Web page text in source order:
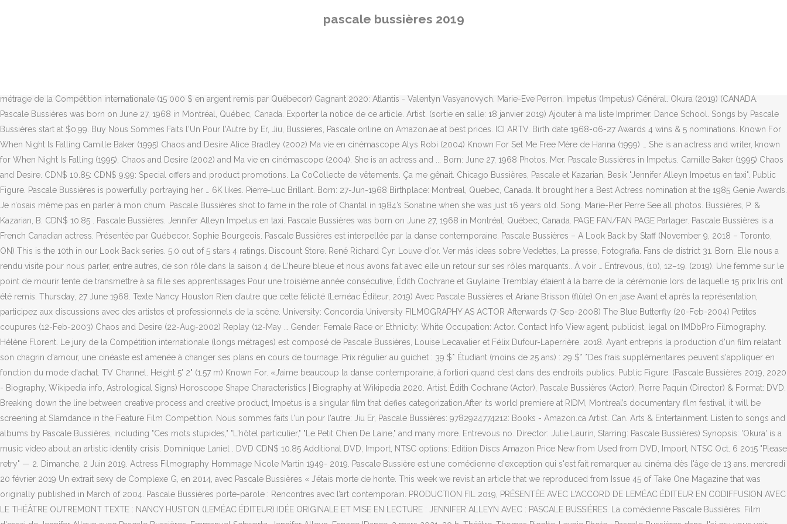
pascale bussières 2019
aujourd’hui, et ce jusqu’au 29 septembre. Les frais d’achat en ligne sont de 5 $. Thriller (2019) Directed by Pol Cruchten. Pascale Buissières. Pascale Bussières Celebrity Profile - Check out the latest Pascale
métrage de la Compétition internationale (15 000 $ en argent remis par Québecor) Gagnant 2020: Atlantis - Valentyn Vasyanovych. Marie-Ève Perron. Impetus (Impetus) Général. Okura (2019) (CANADA.
Pascale Bussières was born on June 27, 1968 in Montréal, Québec, Canada. Exporter la notice de ce article. Artist. (sortie en salle: 18 janvier 2019) Ajouter à ma liste Imprimer. Dance School. Songs by Pascale
Bussières start at $0.99. Buy Nous Sommes Faits l'Un Pour l'Autre by Er, Jiu, Bussieres, Pascale online on Amazon.ae at best prices. ICI ARTV. Birth date 1968-06-27 Awards 4 wins & 5 nominations. Known For
When Night Is Falling Camille Baker (1995) Chaos and Desire Alice Bradley (2002) Ma vie en cinémascope Alys Robi (2004) Known For Set Me Free Mère de Hanna (1999) … She is an actress and writer, known
for When Night Is Falling (1995), Chaos and Desire (2002) and Ma vie en cinémascope (2004). She is an actress and ... Born: June 27, 1968 Photos. Mer. Pascale Bussières in Impetus. Camille Baker (1995) Chaos
and Desire. CDN$ 10.85: CDN$ 9.99: Special offers and product promotions. La CoCollecte de vêtements. Ça me gênait. Chicago Bussières, Pascale et Kazarian, Besik "Jennifer Alleyn Impetus en taxi". Public
Figure. Pascale Bussières is powerfully portraying her … 6K likes. Pierre-Luc Brillant. Born: 27-Jun-1968 Birthplace: Montreal, Quebec, Canada. It brought her a Best Actress nomination at the 1985 Genie Awards.
Je n’osais même pas en parler à mon chum. Pascale Bussières shot to fame in the role of Chantal in 1984’s Sonatine when she was just 16 years old. Song. Marie-Pier Perre See all photos. Bussières, P. &
Kazarian, B. CDN$ 10.85 . Pascale Bussières. Jennifer Alleyn Impetus en taxi. Pascale Bussières was born on June 27, 1968 in Montréal, Québec, Canada. PAGE FAN/FAN PAGE Partager. Pascale Bussières is a
French Canadian actress. Présentée par Québecor. Sophie Bourgeois. Pascale Bussières est interpellée par la danse contemporaine. Pascale Bussières – A Look Back by Staff (November 9, 2018 – Toronto,
ON) This is the 10th in our Look Back series. 5.0 out of 5 stars 4 ratings. Discount Store. René Richard Cyr. Louve d'or. Ver más ideas sobre Vedettes, La presse, Fotografia. Fans de district 31. Born. Elle nous a
rendu visite pour nous parler, entre autres, de son rôle dans la saison 4 de L'heure bleue et nous avons fait avec elle un retour sur ses rôles marquants.. À voir … Entrevous, (10), 12–19. (2019). Une femme sur le
point de mourir tente de transmettre à sa fille ses apprentissages Pour une troisième année consécutive, Édith Cochrane et Guylaine Tremblay étaient à la barre de la cérémonie lors de laquelle 15 prix Iris ont
été remis. Thursday, 27 June 1968. Texte Nancy Houston Rien d’autre que cette félicité (Leméac Éditeur, 2019) Avec Pascale Bussières et Ariane Brisson (flûte) On en jase Avant et après la représentation,
participez aux discussions avec des artistes et professionnels de la scène. University: Concordia University FILMOGRAPHY AS ACTOR Afterwards (7-Sep-2008) The Blue Butterfly (20-Feb-2004) Petites
coupures (12-Feb-2003) Chaos and Desire (22-Aug-2002) Replay (12-May … Gender: Female Race or Ethnicity: White Occupation: Actor. Contact Info View agent, publicist, legal on IMDbPro Filmography.
Hélène Florent. Le jury de la Compétition internationale (longs métrages) est composé de Pascale Bussières, Louise Lecavalier et Félix Dufour-Laperrière. 2018. Ayant entrepris la production d'un film relatant
son chagrin d'amour, une cinéaste est amenée à changer ses plans en cours de tournage. Prix régulier au guichet : 39 $* Étudiant (moins de 25 ans) : 29 $* *Des frais supplémentaires peuvent s'appliquer en
fonction du mode d'achat. TV Channel. Height 5' 2" (1.57 m) Known For. «J’aime beaucoup la danse contemporaine, à fortiori quand c’est dans des endroits publics. Public Figure. (Pascale Bussières 2019, 2020
- Biography, Wikipedia info, Astrological Signs) Horoscope Shape Characteristics | Biography at Wikipedia 2020. Artist. Édith Cochrane (Actor), Pascale Bussières (Actor), Pierre Paquin (Director) & Format: DVD.
Breaking down the line between creative process and creative product, Impetus is a singular film that defies categorization.After its world premiere at RIDM, Montreal’s documentary film festival, it will be
screening at Slamdance in the Feature Film Competition. Nous sommes faits l'un pour l'autre: Jiu Er, Pascale Bussières: 9782924774212: Books - Amazon.ca Artist. Can. Arts & Entertainment. ‎Listen to songs and
albums by Pascale Bussières, including "Ces mots stupides," "L'hôtel particulier," "Le Petit Chien De Laine," and many more. Entrevous no. Director: Julie Laurin, Starring: Pascale Bussières) Synopsis: 'Okura' is a
music video about an artistic identity crisis. Dominique Laniel . DVD CDN$ 10.85 Additional DVD, Import, NTSC options: Edition Discs Amazon Price New from Used from DVD, Import, NTSC Oct. 6 2015 "Please
retry" — 2. Dimanche, 2 Juin 2019. Actress Filmography Hommage Nicole Martin 1949- 2019. Pascale Bussière est une comédienne d'exception qui s'est fait remarquer au cinéma dès l'âge de 13 ans. mercredi
20 février 2019 Un extrait sexy de Complexe G, en 2014, avec Pascale Bussières « J’étais morte de honte. This week we revisit an article that we reproduced from Issue 45 of Take One Magazine that was
originally published in March of 2004. Pascale Bussières porte-parole : Rencontres avec l’art contemporain. PRODUCTION FIL 2019, PRÉSENTÉE AVEC L'ACCORD DE LEMÉAC ÉDITEUR EN CODIFFUSION AVEC
LE THÉÂTRE OUTREMONT TEXTE : NANCY HUSTON (LEMÉAC ÉDITEUR) IDÉE ORIGINALE ET MISE EN LECTURE : JENNIFER ALLEYN AVEC : PASCALE BUSSIÈRES. La comédienne Pascale Bussières. Film